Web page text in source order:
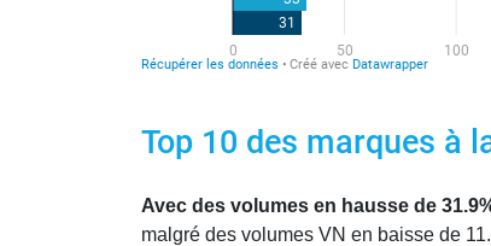
Top 10 des marques à
Avec des volumes en hausse de
malgré des volumes VN en baisse de